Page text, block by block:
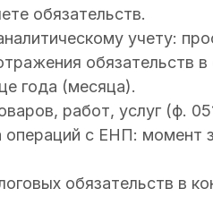
обязательств.
учету:
обязательств в
года (месяца).
работ, услуг (ф.
с ЕНП: момент
обязательств в